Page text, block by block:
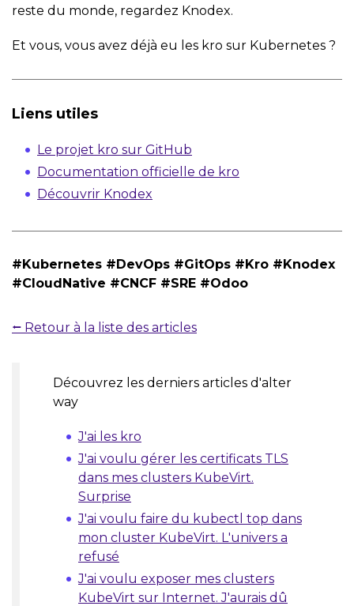
reste du monde, regardez Knodex.
Et vous, vous avez déjà eu les kro sur Kubernetes ?
Liens utiles
Le projet kro sur GitHub
Documentation officielle de kro
Découvrir Knodex
#Kubernetes #DevOps #GitOps #Kro #Knodex
#CloudNative #CNCF #SRE #Odoo
⭠ Retour à la liste des articles
Découvrez les derniers articles d'alter
way
J'ai les kro
J'ai voulu gérer les certificats TLS
dans mes clusters KubeVirt.
Surprise
J'ai voulu faire du kubectl top dans
mon cluster KubeVirt. L'univers a
refusé
J'ai voulu exposer mes clusters
KubeVirt sur Internet. J'aurais dû